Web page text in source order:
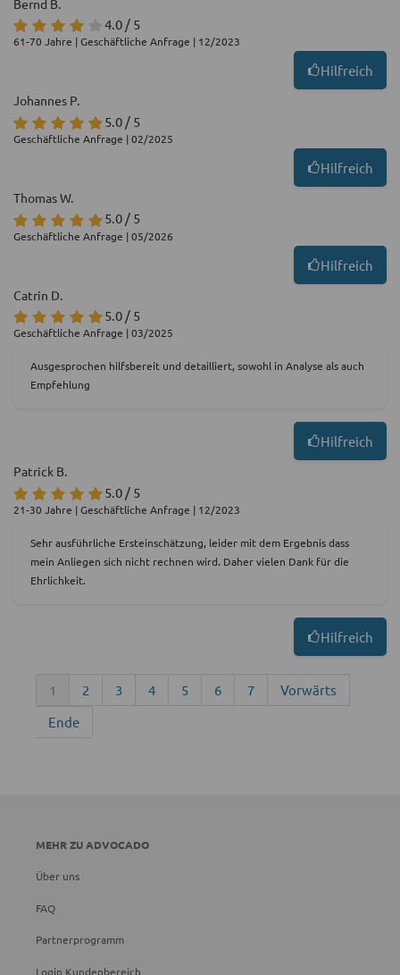
Bernd B.
4.0 / 5
61-70 Jahre | Geschäftliche Anfrage | 12/2023
Hilfreich
Johannes P.
5.0 / 5
Geschäftliche Anfrage | 02/2025
Hilfreich
Thomas W.
5.0 / 5
Geschäftliche Anfrage | 05/2026
Hilfreich
Catrin D.
5.0 / 5
Geschäftliche Anfrage | 03/2025
Ausgesprochen hilfsbereit und detailliert, sowohl in Analyse als auch
Empfehlung
Hilfreich
Patrick B.
5.0 / 5
21-30 Jahre | Geschäftliche Anfrage | 12/2023
Sehr ausführliche Ersteinschätzung, leider mit dem Ergebnis dass
mein Anliegen sich nicht rechnen wird. Daher vielen Dank für die
Ehrlichkeit.
Hilfreich
1 2 3 4 5 6 7
Vorwärts
Ende
MEHR ZU ADVOCADO
Über uns
FAQ
Partnerprogramm
Login Kundenbereich